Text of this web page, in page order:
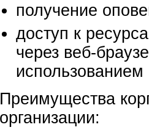
получение
доступ к
через веб-
Преимущества
организации: